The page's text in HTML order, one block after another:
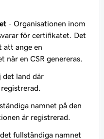
- Organisationen inom
för certifikatet. Det
att ange en
när en CSR genereras.
det land där
namnet på den
är registrerad.
fullständiga namnet